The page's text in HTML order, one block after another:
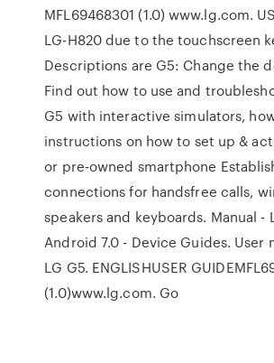
MFL69468301 (1.0) www.lg.com.
LG-H820 due to the touchscreen
Descriptions are G5: Change the
Find out how to use and
G5 with interactive simulators,
instructions on how to set up &
or pre-owned smartphone
connections for handsfree calls,
speakers and keyboards. Manual -
Android 7.0 - Device Guides. User
LG G5. ENGLISHUSER
(1.0)www.lg.com. Go